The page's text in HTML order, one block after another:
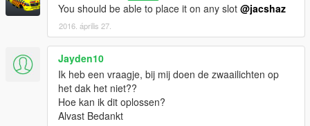
You should be able to place it on any slot @jacshaz
2016. április 27.
Jayden10
Ik heb een vraagje, bij mij doen de zwaailichten op
het dak het niet??
Hoe kan ik dit oplossen?
Alvast Bedankt